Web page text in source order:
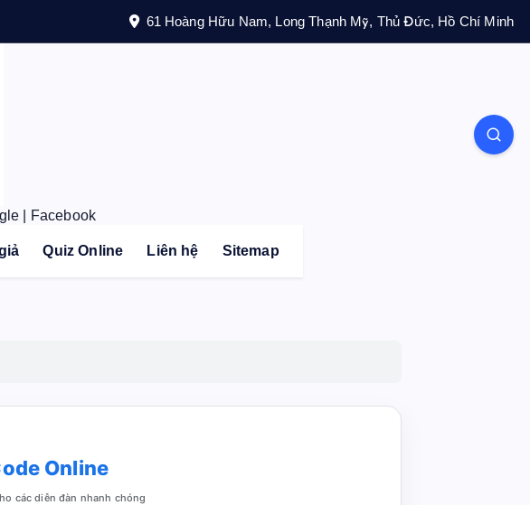
61 Hoàng Hữu Nam, Long Thạnh Mỹ, Thủ Đức, Hồ Chí Minh
| Facebook
Quiz Online Liên hệ Sitemap
Online
các diễn đàn nhanh chóng